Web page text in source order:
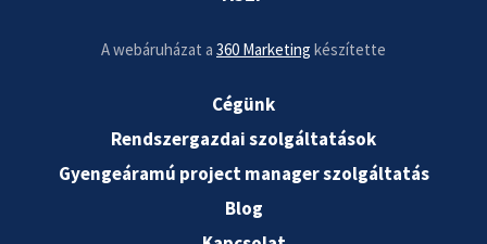
Cégünk
Rendszergazdai szolgáltatások
Gyengeáramú project manager szolgáltatás
Blog
A webáruházat a 360 Marketing készítette